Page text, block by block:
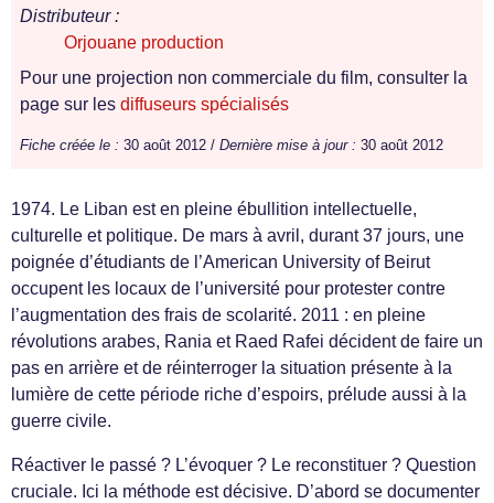
Distributeur :
Orjouane production
Pour une projection non commerciale du film, consulter la
page sur les diffuseurs spécialisés
Fiche créée le : 30 août 2012 / Dernière mise à jour : 30 août 2012
1974. Le Liban est en pleine ébullition intellectuelle,
culturelle et politique. De mars à avril, durant 37 jours, une
poignée d’étudiants de l’American University of Beirut
occupent les locaux de l’université pour protester contre
l’augmentation des frais de scolarité. 2011 : en pleine
révolutions arabes, Rania et Raed Rafei décident de faire un
pas en arrière et de réinterroger la situation présente à la
lumière de cette période riche d’espoirs, prélude aussi à la
guerre civile.
Réactiver le passé ? L’évoquer ? Le reconstituer ? Question
cruciale. Ici la méthode est décisive. D’abord se documenter